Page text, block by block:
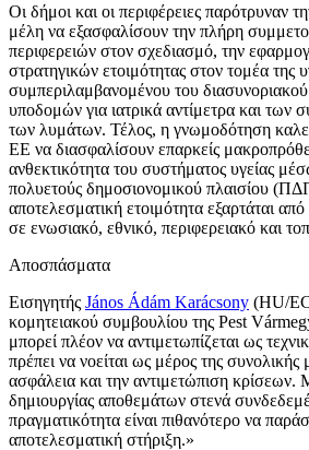
Οι δήμοι και οι περιφέρειες παρότρυναν
μέλη να εξασφαλίσουν την πλήρη
περιφερειών στον σχεδιασμό, την
στρατηγικών ετοιμότητας στον τομέα της
συμπεριλαμβανομένου του
υποδομών για ιατρικά αντίμετρα και των
των λυμάτων. Τέλος, η γνωμοδότηση
ΕΕ να διασφαλίσουν επαρκείς
ανθεκτικότητα του συστήματος υγείας
πολυετούς δημοσιονομικού πλαισίου
αποτελεσματική ετοιμότητα εξαρτάται
σε ενωσιακό, εθνικό, περιφερειακό και
Αποσπάσματα
Εισηγητής János Ádám Karácsony (HU/
κομητειακού συμβουλίου της Pest
μπορεί πλέον να αντιμετωπίζεται ως
πρέπει να νοείται ως μέρος της συνολικής
ασφάλεια και την αντιμετώπιση κρίσεων.
δημιουργίας αποθεμάτων στενά
πραγματικότητα είναι πιθανότερο να
αποτελεσματική στήριξη.»